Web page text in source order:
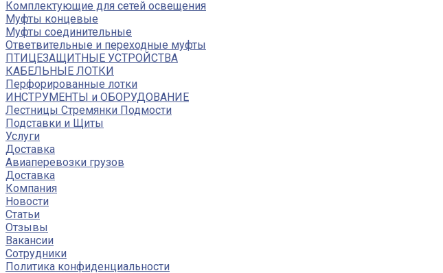
Комплектующие для сетей освещения
Муфты концевые
Муфты соединительные
Ответвительные и переходные муфты
ПТИЦЕЗАЩИТНЫЕ УСТРОЙСТВА
КАБЕЛЬНЫЕ ЛОТКИ
Перфорированные лотки
ИНСТРУМЕНТЫ и ОБОРУДОВАНИЕ
Лестницы Стремянки Подмости
Подставки и Щиты
Услуги
Доставка
Авиаперевозки грузов
Доставка
Компания
Новости
Статьи
Отзывы
Вакансии
Сотрудники
Политика конфиденциальности